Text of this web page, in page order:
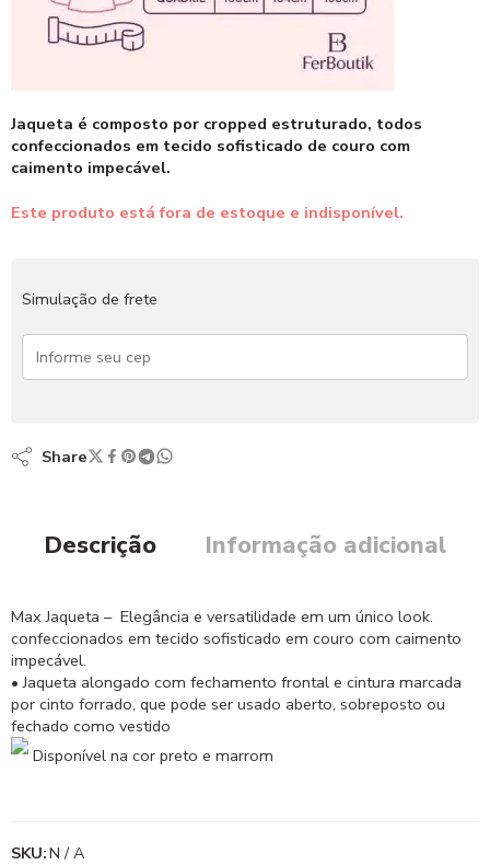
Jaqueta é composto por cropped estruturado, todos
confeccionados em tecido sofisticado de couro com
caimento impecável.
Este produto está fora de estoque e indisponível.
Simulação de frete
Share
Descrição Informação adicional
Max Jaqueta – Elegância e versatilidade em um único look.
confeccionados em tecido sofisticado em couro com caimento
impecável.
• Jaqueta alongado com fechamento frontal e cintura marcada
por cinto forrado, que pode ser usado aberto, sobreposto ou
fechado como vestido
Disponível na cor preto e marrom
SKU:N / A